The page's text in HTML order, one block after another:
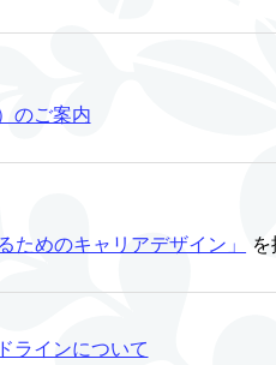
のご案内
ためのキャリアデザイン」 を
ラインについて